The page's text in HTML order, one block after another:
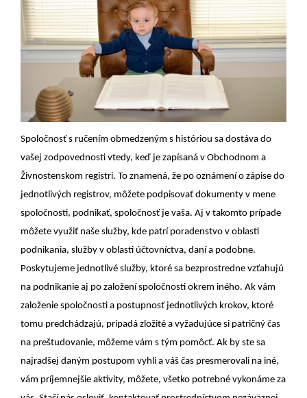
Spoločnosť s ručením obmedzeným s históriou sa dostáva do
vašej zodpovednosti vtedy, keď je zapísaná v Obchodnom a
Živnostenskom registri. To znamená, že po oznámení o zápise do
jednotlivých registrov, môžete podpisovať dokumenty v mene
spoločnosti, podnikať, spoločnosť je vaša. Aj v takomto prípade
môžete využiť naše služby, kde patrí poradenstvo v oblasti
podnikania, služby v oblasti účtovníctva, daní a podobne.
Poskytujeme jednotlivé služby, ktoré sa bezprostredne vzťahujú
na podnikanie aj po založení spoločnosti okrem iného. Ak vám
založenie spoločnosti a postupnosť jednotlivých krokov, ktoré
tomu predchádzajú, pripadá zložité a vyžadujúce si patričný čas
na preštudovanie, môžeme vám s tým pomôcť. Ak by ste sa
najradšej daným postupom vyhli a váš čas presmerovali na iné,
vám príjemnejšie aktivity, môžete, všetko potrebné vykonáme za